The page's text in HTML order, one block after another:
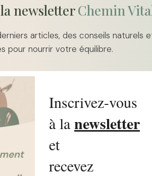
newsletterChemin
articles, des conseils naturels
pour nourrir votre équilibre.
Inscrivez-vous
à lanewsletter
et
recevez